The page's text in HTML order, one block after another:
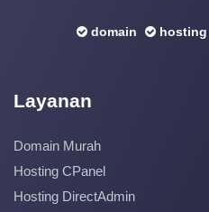
domain hosting
Layanan
Domain Murah
Hosting CPanel
Hosting DirectAdmin